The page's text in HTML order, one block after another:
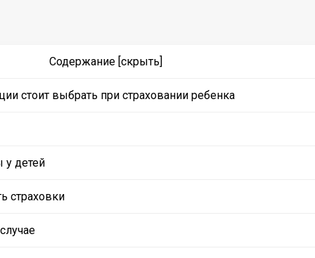
Содержание [скрыть]
стоит выбрать при страховании ребенка
у детей
страховки